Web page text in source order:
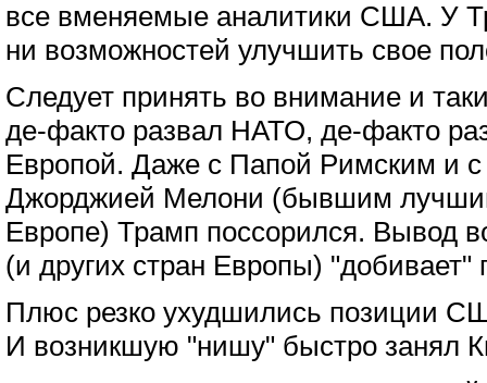
все вменяемые аналитики США. У
ни возможностей улучшить свое
Следует принять во внимание и
де-факто развал НАТО, де-факто
Европой. Даже с Папой Римским и
Джорджией Мелони (бывшим
Европе) Трамп поссорился. Вывод
(и других стран Европы)
Плюс резко ухудшились позиции
И возникшую "нишу" быстро занял